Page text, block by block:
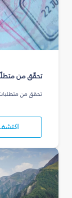
تحقّق من
تحقق من